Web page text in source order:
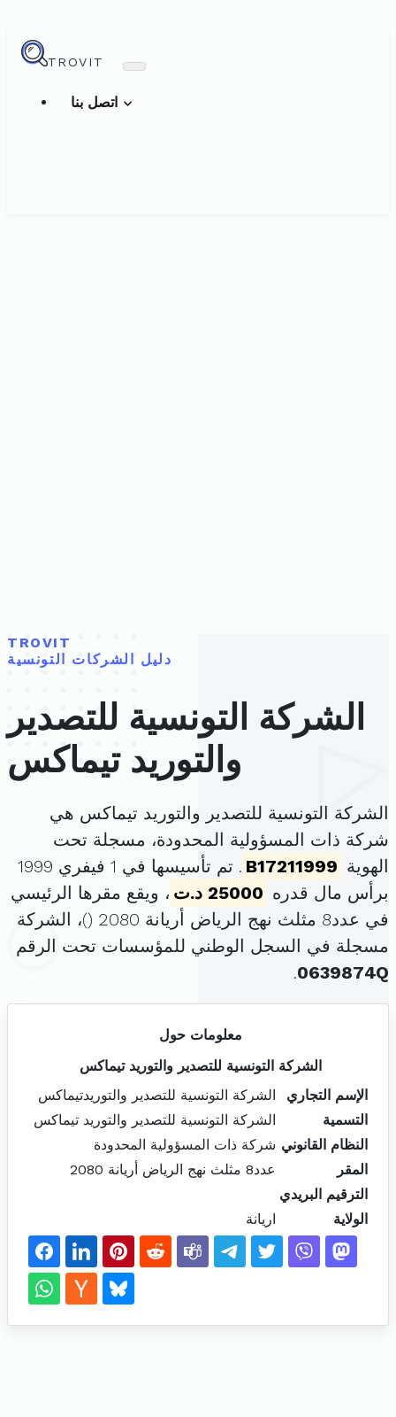
TROVIT
TROVIT
دليل الشركات التونسية
الشركة التونسية للتصدير
والتوريد تيماكس
الشركة التونسية للتصدير والتوريد تيماكس هي
شركة ذات المسؤولية المحدودة، مسجلة تحت
الهوية B17211999
. تم تأسيسها في 1 فيفري 1999
برأس مال قدره 25000 د.ت
، ويقع مقرها الرئيسي
في عدد8 مثلث نهج الرياض أريانة 2080 (
)، الشركة
مسجلة في السجل الوطني للمؤسسات تحت الرقم
0639874Q
.
معلومات حول
الشركة التونسية للتصدير والتوريد تيماكس
الإسم التجاري
الشركة التونسية للتصدير والتوريدتيماكس
التسمية
الشركة التونسية للتصدير والتوريد تيماكس
النظام القانوني شركة ذات المسؤولية المحدودة
المقر
عدد8 مثلث نهج الرياض أريانة 2080
الترقيم البريدي
الولاية
اريانة